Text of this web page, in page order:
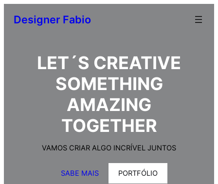
Designer Fabio
LET´S CREATIVE
SOMETHING
AMAZING
TOGETHER
VAMOS CRIAR ALGO INCRÍVEL JUNTOS
SABE MAIS PORTFÓLIO